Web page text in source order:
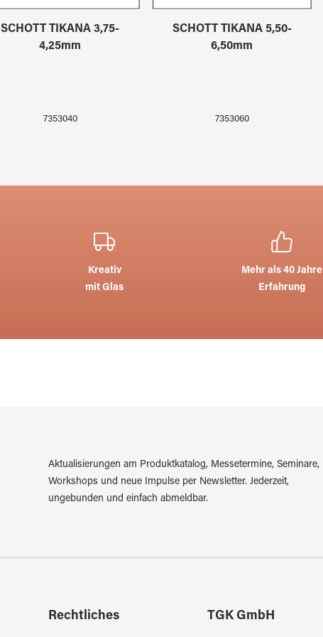
SCHOTT TIKANA 3,75-
4,25mm
7353040
SCHOTT TIKANA 5,50-
6,50mm
7353060
Kreativ
mit Glas
Mehr als 40 Jahre
Erfahrung
Aktualisierungen am Produktkatalog, Messetermine, Seminare,
Workshops und neue Impulse per Newsletter. Jederzeit,
ungebunden und einfach abmeldbar.
Rechtliches TGK GmbH